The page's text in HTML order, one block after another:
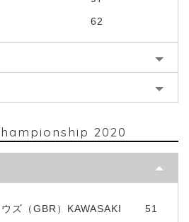
62
2020
ズ（GBR）KAWASAKI 51